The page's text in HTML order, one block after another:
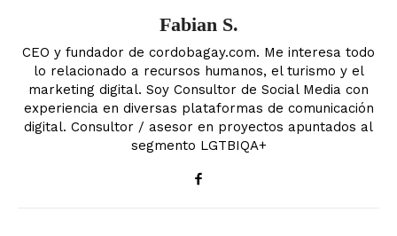
Fabian S.
CEO y fundador de cordobagay.com. Me interesa todo
lo relacionado a recursos humanos, el turismo y el
marketing digital. Soy Consultor de Social Media con
experiencia en diversas plataformas de comunicación
digital. Consultor / asesor en proyectos apuntados al
segmento LGTBIQA+